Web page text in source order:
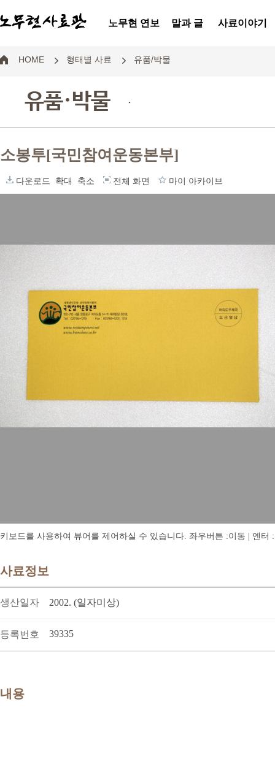
노무현 연보 말과 글 사료이야기
HOME 형태별 사료 유품/박물
유품·박물 .
소봉투[국민참여운동본부]
다운로드 확대 축소 전체 화면 마이 아카이브
키보드를 사용하여 뷰어를 제어하실 수 있습니다. 좌우버튼 :이동 | 엔터
사료정보
생산일자 2002. (일자미상)
등록번호 39335
내용